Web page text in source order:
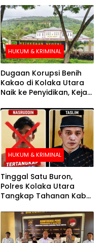
HUKUM & KRIMINAL
Dugaan Korupsi Benih
Kakao di Kolaka Utara
Naik ke Penyidikan, Kejari
HUKUM & KRIMINAL
Tinggal Satu Buron,
Polres Kolaka Utara
Tangkap Tahanan Kabur
Pengejaran